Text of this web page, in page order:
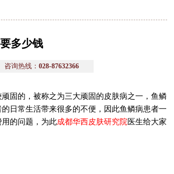
多少钱
咨询热线： 028-87632366
固的，被称之为三大顽固的皮肤病之一，鱼鳞
日常生活带来很多的不便，因此鱼鳞病患者一
的问题，为此成都华西皮肤研究院医生给大家